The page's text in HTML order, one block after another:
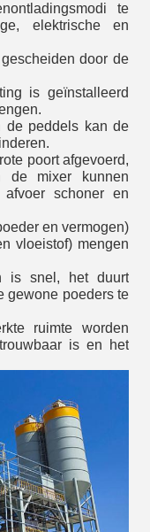
te
elektrische en
door de
is geïnstalleerd
de peddels kan de
poort afgevoerd,
de mixer kunnen
schoner en
en vermogen)
vloeistof) mengen
is snel, het duurt
gewone poeders te
ruimte worden
is en het